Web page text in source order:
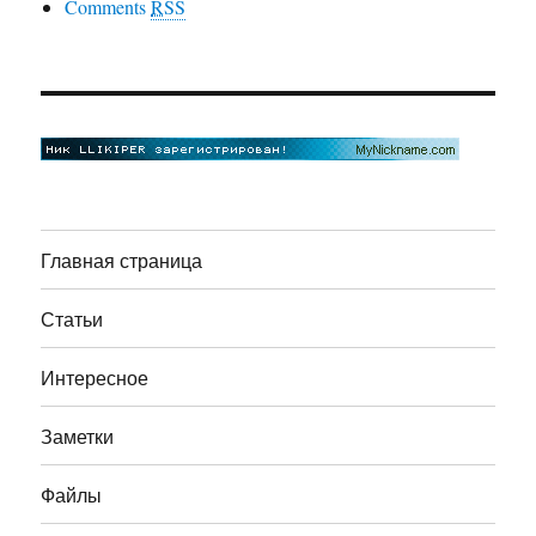
CommentsRSS
Главная страница
Статьи
Интересное
Заметки
Файлы